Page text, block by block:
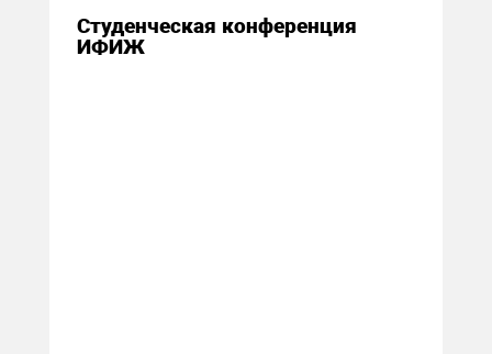
Студенческая конференция
ИФИЖ